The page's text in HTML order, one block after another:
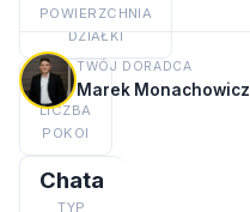
POWIERZCHNIA
DZIAŁKI
3
LICZBA
POKOI
Chata
TYP
TWÓJ DORADCA
Marek Monachowicz